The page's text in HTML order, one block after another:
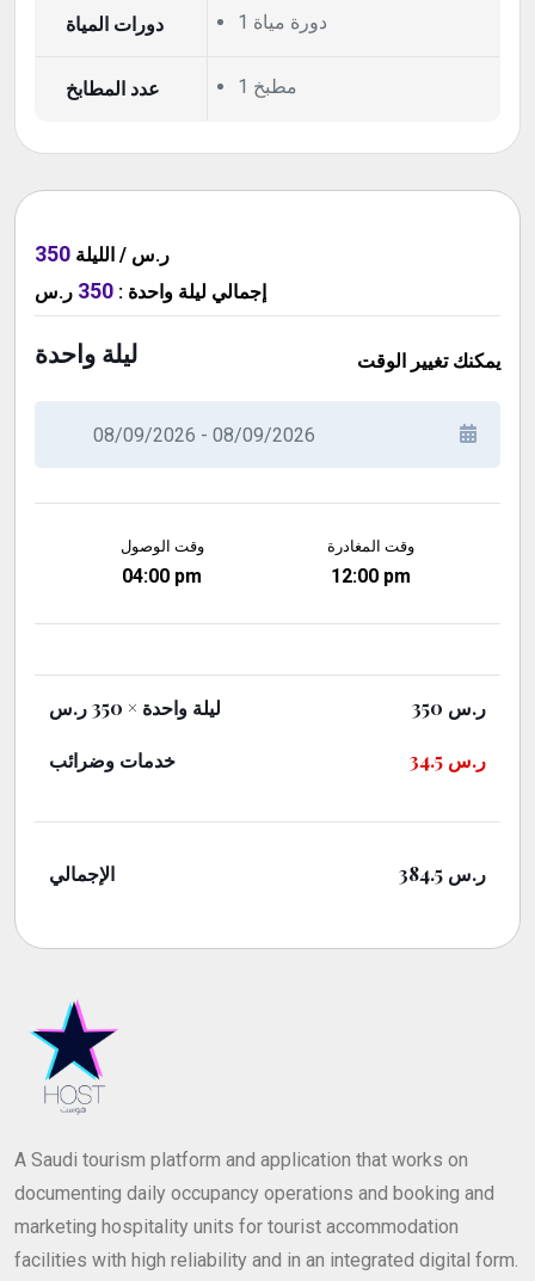
دورات المياة 1 دورة مياة
عدد المطابخ 1 مطبخ
350 ر.س / الليلة
إجمالي ليلة واحدة :
350 ر.س
ليلة واحدة يمكنك تغيير الوقت
وقت الوصول
04:00 pm
وقت المغادرة
12:00 pm
ليلة واحدة × 350 ر.س 350 ر.س
خدمات وضرائب 34.5 ر.س
الإجمالي 384.5 ر.س
A Saudi tourism platform and application that works on
documenting daily occupancy operations and booking and
marketing hospitality units for tourist accommodation
facilities with high reliability and in an integrated digital form.